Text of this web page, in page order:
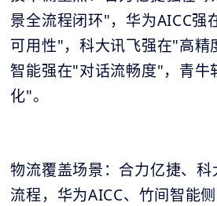
景全流程闭环"，华为AICC强
可用性"，科大讯飞强在"高精
智能强在"对话流畅度"，青牛
化"。
物流覆盖场景：合力亿捷、
流程，华为AICC、竹间智能